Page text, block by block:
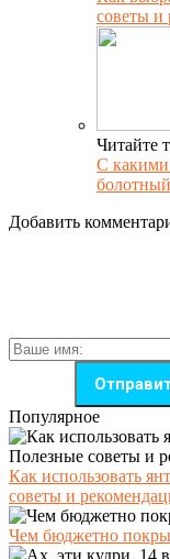
советы и
Читайте
С какими
Добавить
Популярное
Как использовать
советы и
Чем бюджетно